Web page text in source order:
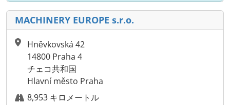
MACHINERY EUROPE s.r.o.
Hněvkovská 42
14800 Praha 4
チェコ共和国
Hlavní město Praha
8,953 キロメートル